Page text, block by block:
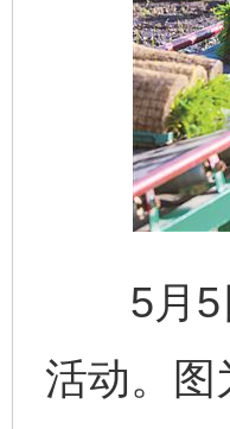
5月5日
活动。图